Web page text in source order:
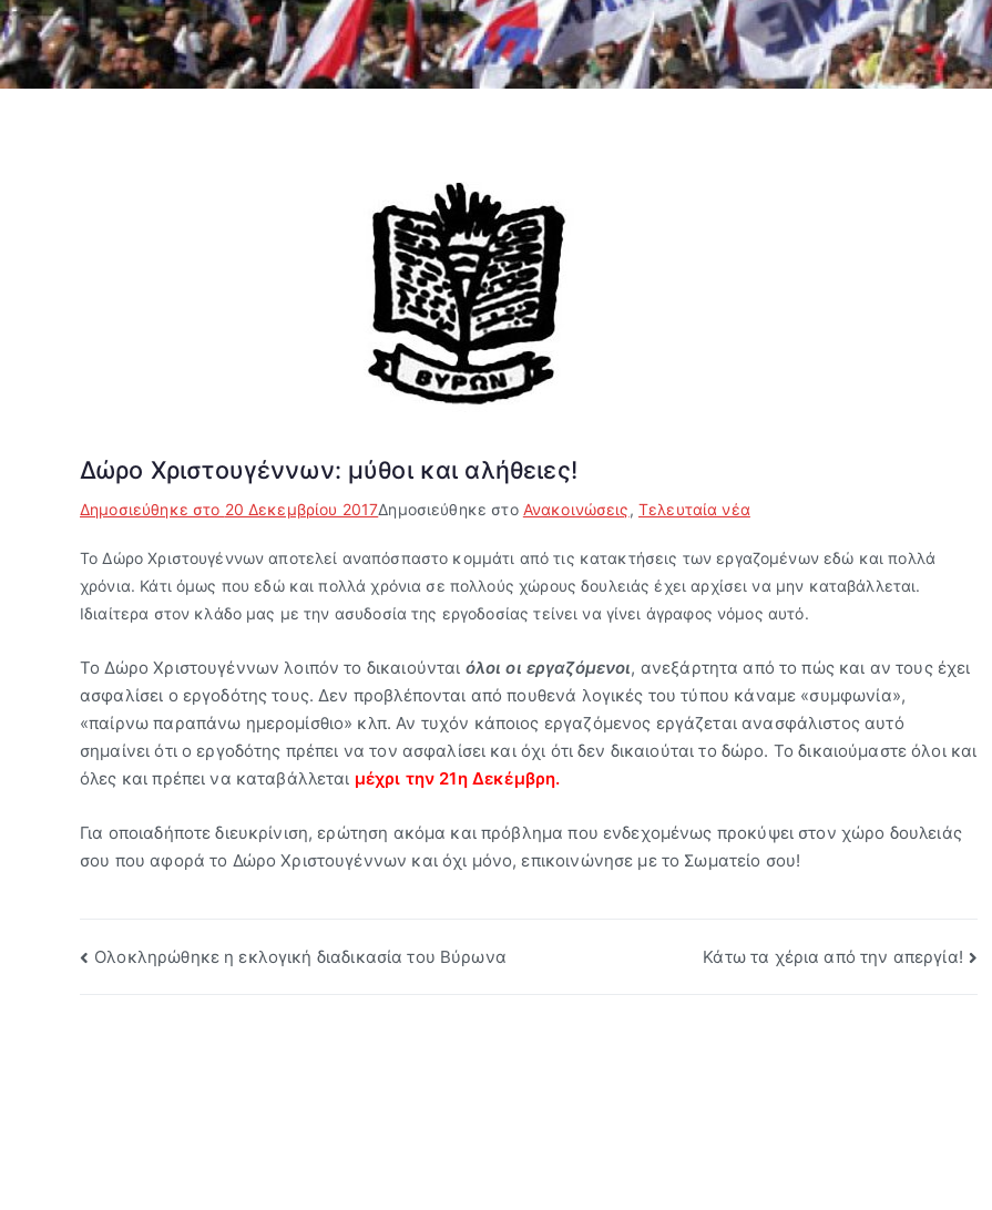
Δώρο Χριστουγέννων: μύθοι και αλήθειες!
Δημοσιεύθηκε στο 20 Δεκεμβρίου 2017Δημοσιεύθηκε στο Ανακοινώσεις, Τελευταία νέα
Το Δώρο Χριστουγέννων αποτελεί αναπόσπαστο κομμάτι από τις κατακτήσεις των εργαζομένων εδώ και πολλά
χρόνια. Κάτι όμως που εδώ και πολλά χρόνια σε πολλούς χώρους δουλειάς έχει αρχίσει να μην καταβάλλεται.
Ιδιαίτερα στον κλάδο μας με την ασυδοσία της εργοδοσίας τείνει να γίνει άγραφος νόμος αυτό.
Το Δώρο Χριστουγέννων λοιπόν το δικαιούνται όλοι οι εργαζόμενοι, ανεξάρτητα από το πώς και αν τους έχει
ασφαλίσει ο εργοδότης τους. Δεν προβλέπονται από πουθενά λογικές του τύπου κάναμε «συμφωνία»,
«παίρνω παραπάνω ημερομίσθιο» κλπ. Αν τυχόν κάποιος εργαζόμενος εργάζεται ανασφάλιστος αυτό
σημαίνει ότι ο εργοδότης πρέπει να τον ασφαλίσει και όχι ότι δεν δικαιούται το δώρο. Το δικαιούμαστε όλοι και
όλες και πρέπει να καταβάλλεται μέχρι την 21η Δεκέμβρη.
Για οποιαδήποτε διευκρίνιση, ερώτηση ακόμα και πρόβλημα που ενδεχομένως προκύψει στον χώρο δουλειάς
σου που αφορά το Δώρο Χριστουγέννων και όχι μόνο, επικοινώνησε με το Σωματείο σου!
Πλοήγηση
Ολοκληρώθηκε η εκλογική διαδικασία του Βύρωνα Κάτω τα χέρια από την απεργία!